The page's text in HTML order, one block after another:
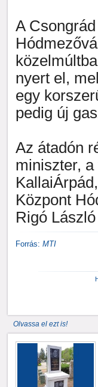
A
nyert el,
egy
pedig új
Az átadón
miniszter,
Központ
Rigó
Forrás: MTI
Olvassa el ezt is!